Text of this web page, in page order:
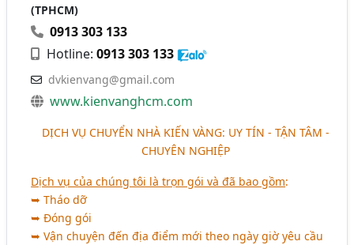
(TPHCM)
0913 303 133
Hotline:0913 303 133
dvkienvang@gmail.com
www.kienvanghcm.com
DỊCH VỤ CHUYỂN NHÀ KIẾN VÀNG: UY TÍN - TẬN TÂM -
CHUYÊN NGHIỆP
Dịch vụ của chúng tôi là trọn gói và đã bao gồm:
➥ Tháo dỡ
➥ Đóng gói
➥ Vận chuyện đến địa điểm mới theo ngày giờ yêu cầu